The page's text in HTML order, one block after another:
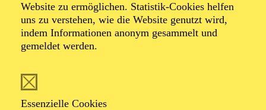
Website zu ermöglichen. Statistik-Cookies helfen
uns zu verstehen, wie die Website genutzt wird,
indem Informationen anonym gesammelt und
gemeldet werden.
Essenzielle Cookies
Lene Dax
Schauspiel-Ensemble